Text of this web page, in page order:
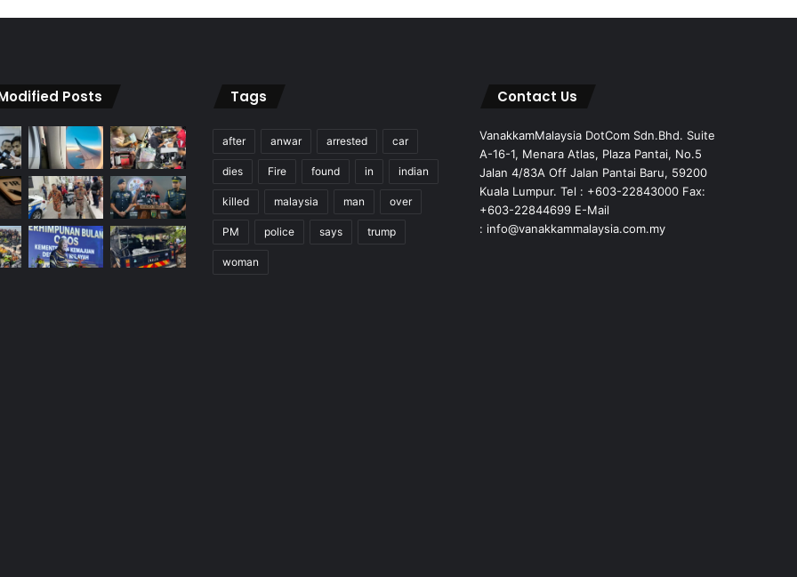
Posts Tags
after anwar arrested car
dies Fire found in indian
killed malaysia man over
PM police says trump
woman
Contact Us
VanakkamMalaysia DotCom Sdn.Bhd. Suite
A-16-1, Menara Atlas, Plaza Pantai, No.5
Jalan 4/83A Off Jalan Pantai Baru, 59200
Kuala Lumpur. Tel : +603-22843000 Fax:
+603-22844699 E-Mail
: info@vanakkammalaysia.com.my